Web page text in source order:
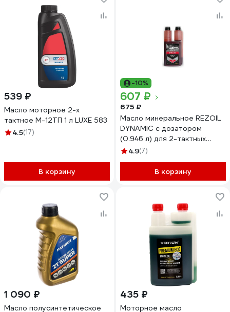
539 ₽
Масло моторное 2-х
тактное М-12ТП 1 л LUXE 583
4.5(17)
В корзину
-10%
607 ₽
675 ₽
Масло минеральное REZOIL
DYNAMIC с дозатором
(0.946 л) для 2-тактных
двигателей API TB Rezer
4.9(7)
В корзину
1 090 ₽
Масло полусинтетическое
435 ₽
Моторное масло